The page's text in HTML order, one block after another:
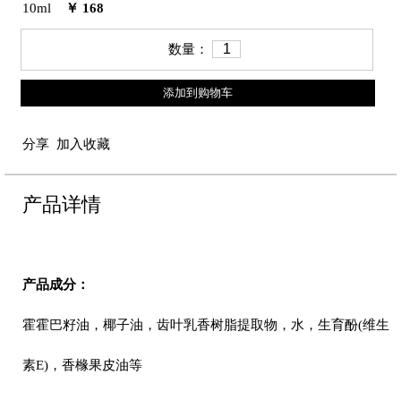
10ml ￥ 168
数量：
添加到购物车
分享 加入收藏
产品详情
产品成分：
霍霍巴籽油，椰子油，齿叶乳香树脂提取物，水，生育酚(维生
素E)，香橼果皮油等